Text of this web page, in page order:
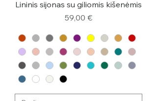
Lininis sijonas su giliomis kišenėmis
Kaina
59,00 €